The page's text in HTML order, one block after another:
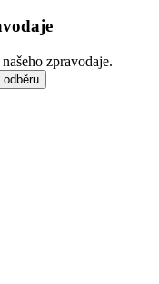
zpravodaje.